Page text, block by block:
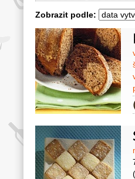
Zobrazit podle: